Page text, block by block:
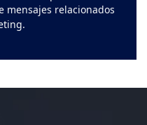
mensajes relacionados